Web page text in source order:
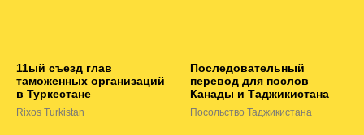
11ый съезд глав
таможенных организаций
в Туркестане
Rixos Turkistan
Последовательный
перевод для послов
Канады и Таджикистана
Посольство Таджикистана